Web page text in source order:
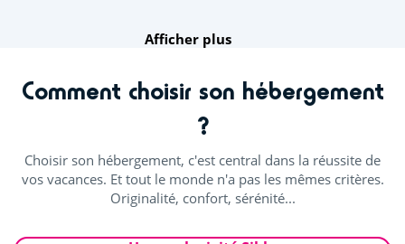
Terrain multisports
Aquafitness
Cours de sport
Afficher plus
Comment choisir son hébergement
?
Choisir son hébergement, c'est central dans la réussite de
vos vacances. Et tout le monde n'a pas les mêmes critères.
Originalité, confort, sérénité...